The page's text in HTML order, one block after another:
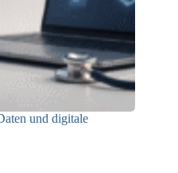
und digitale